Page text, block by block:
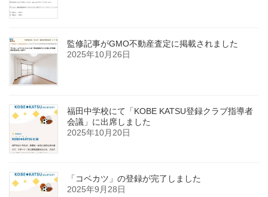
監修記事がGMO不動産査定に掲載されました
2025年10月26日
福田中学校にて「KOBE KATSU登録クラブ指導者
会議」に出席しました
2025年10月20日
「コベカツ」の登録が完了しました
2025年9月28日